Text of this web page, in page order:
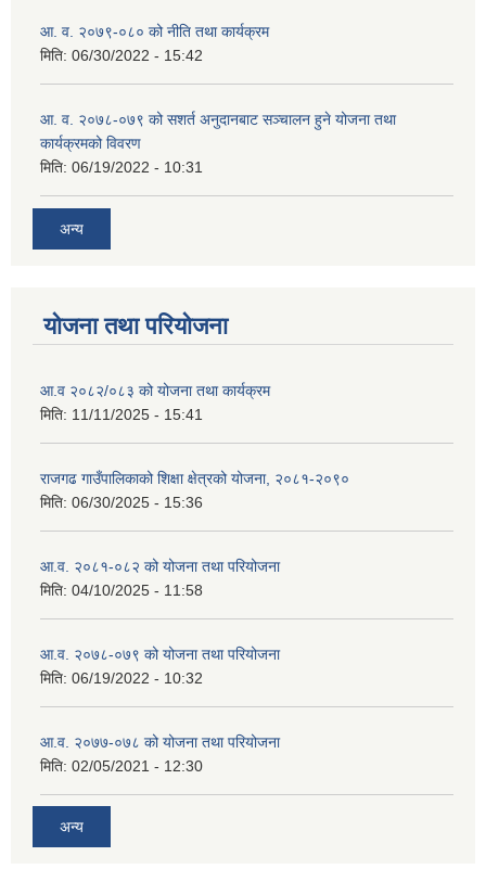
आ. व. २०७९-०८० को नीति तथा कार्यक्रम
मिति: 06/30/2022 - 15:42
आ. व. २०७८-०७९ को सशर्त अनुदानबाट सञ्चालन हुने योजना तथा
कार्यक्रमको विवरण
मिति: 06/19/2022 - 10:31
अन्य
योजना तथा परियोजना
आ.व २०८२/०८३ को योजना तथा कार्यक्रम
मिति: 11/11/2025 - 15:41
राजगढ गाउँपालिकाको शिक्षा क्षेत्रको योजना, २०८१-२०९०
मिति: 06/30/2025 - 15:36
आ.व. २०८१-०८२ को योजना तथा परियोजना
मिति: 04/10/2025 - 11:58
आ.व. २०७८-०७९ को योजना तथा परियोजना
मिति: 06/19/2022 - 10:32
आ.व. २०७७-०७८ को योजना तथा परियोजना
मिति: 02/05/2021 - 12:30
अन्य